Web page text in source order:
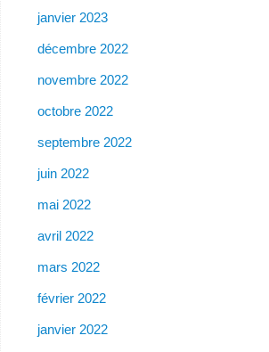
janvier 2023
décembre 2022
novembre 2022
octobre 2022
septembre 2022
juin 2022
mai 2022
avril 2022
mars 2022
février 2022
janvier 2022